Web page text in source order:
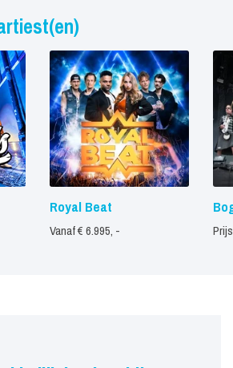
Royal Beat
Vanaf € 6.995, -